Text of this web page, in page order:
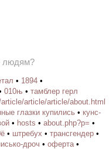
людям?
• 1894 •
010њ • тамблер герл
article/article/about.html
глазки купились • кунс-
• hosts • about.php?p= •
• штребух • трансгендер •
дроч • оферта •